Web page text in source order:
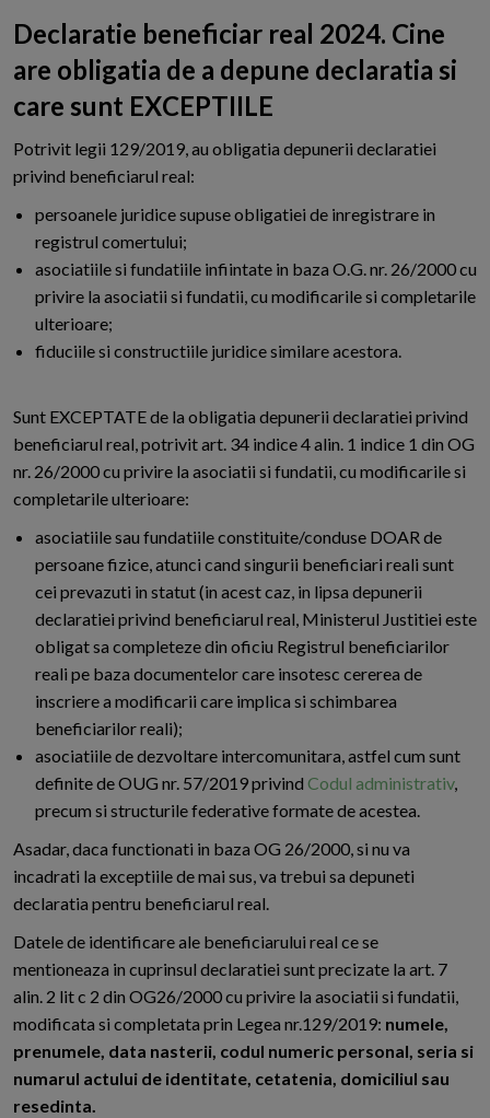
Declaratie beneficiar real 2024. Cine
are obligatia de a depune declaratia si
care sunt EXCEPTIILE
Potrivit legii 129/2019, au obligatia depunerii declaratiei
privind beneficiarul real:
persoanele juridice supuse obligatiei de inregistrare in
registrul comertului;
asociatiile si fundatiile infiintate in baza O.G. nr. 26/2000 cu
privire la asociatii si fundatii, cu modificarile si completarile
ulterioare;
fiduciile si constructiile juridice similare acestora.
Sunt EXCEPTATE de la obligatia depunerii declaratiei privind
beneficiarul real, potrivit art. 34 indice 4 alin. 1 indice 1 din OG
nr. 26/2000 cu privire la asociatii si fundatii, cu modificarile si
completarile ulterioare:
asociatiile sau fundatiile constituite/conduse DOAR de
persoane fizice, atunci cand singurii beneficiari reali sunt
cei prevazuti in statut (in acest caz, in lipsa depunerii
declaratiei privind beneficiarul real, Ministerul Justitiei este
obligat sa completeze din oficiu Registrul beneficiarilor
reali pe baza documentelor care insotesc cererea de
inscriere a modificarii care implica si schimbarea
beneficiarilor reali);
asociatiile de dezvoltare intercomunitara, astfel cum sunt
definite de OUG nr. 57/2019 privind Codul administrativ,
precum si structurile federative formate de acestea.
Asadar, daca functionati in baza OG 26/2000, si nu va
incadrati la exceptiile de mai sus, va trebui sa depuneti
declaratia pentru beneficiarul real.
Datele de identificare ale beneficiarului real ce se
mentioneaza in cuprinsul declaratiei sunt precizate la art. 7
alin. 2 lit c 2 din OG26/2000 cu privire la asociatii si fundatii,
modificata si completata prin Legea nr.129/2019: numele,
prenumele, data nasterii, codul numeric personal, seria si
numarul actului de identitate, cetatenia, domiciliul sau
resedinta.